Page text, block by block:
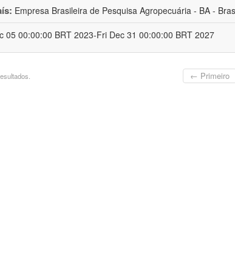
Empresa Brasileira de Pesquisa Agropecuária - BA -
05 00:00:00 BRT 2023-Fri Dec 31 00:00:00 BRT 2027
← Primeiro